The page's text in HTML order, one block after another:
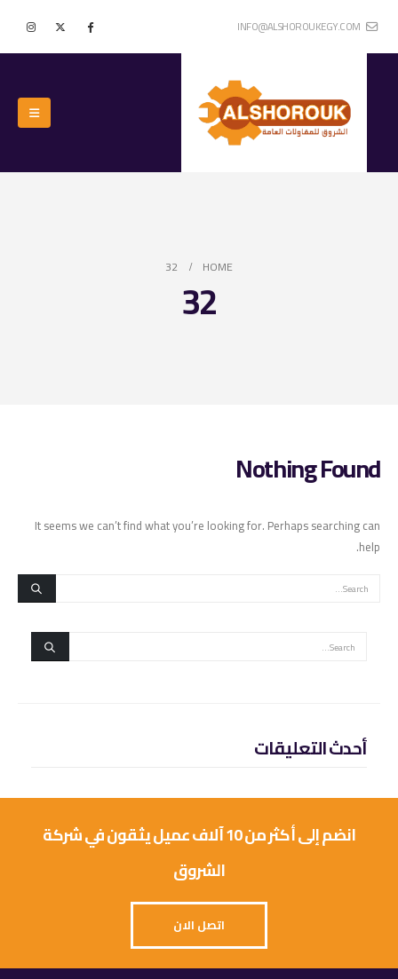
INFO@ALSHOROUKEGY.COM
HOME
32
32
Nothing Found
It seems we can’t find what you’re looking for. Perhaps searching can
help.
أحدث التعليقات
انضم إلى أكثر من 10 آلاف عميل يثقون في شركة
الشروق
اتصل الان